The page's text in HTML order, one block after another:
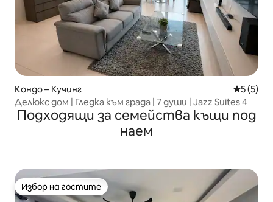
Кондо – Кучинг Средна
5 (5)
Делюкс дом | Гледка към града | 7 души | Jazz Suites 4
Подходящи за семейства къщи под
наем
Избор на гостите
Избор на гостите